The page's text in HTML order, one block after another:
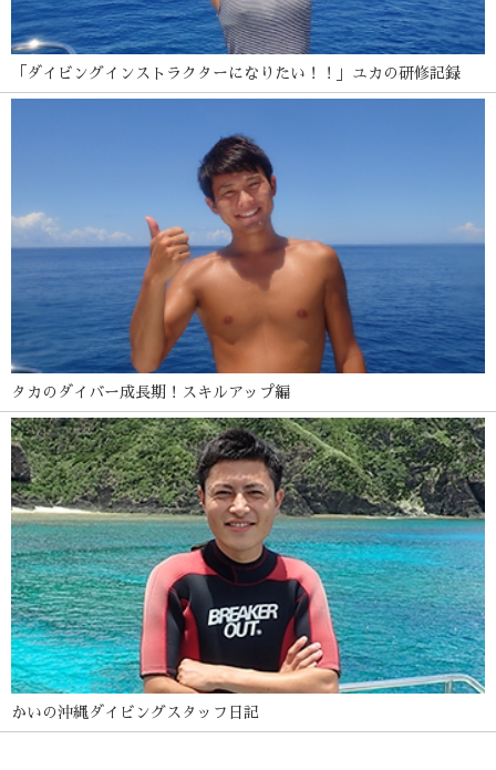
「ダイビングインストラクターになりたい！！」ユカの研修記録
タカのダイバー成長期！スキルアップ編
かいの沖縄ダイビングスタッフ日記